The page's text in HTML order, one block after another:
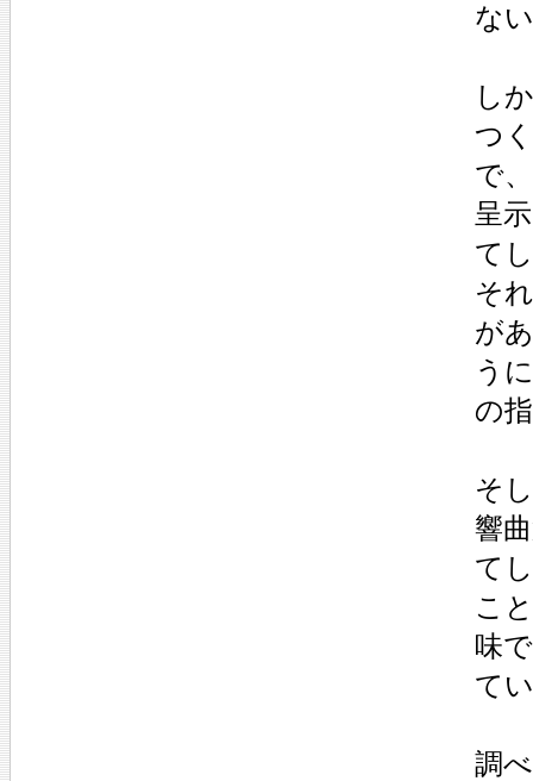
な
し
つ
で
呈
て
そ
が
う
の
そ
響
て
こ
味
て
調